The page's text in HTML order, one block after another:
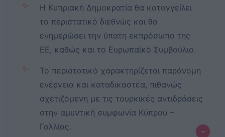
✨
Η Κυπριακή Δημοκρατία θα καταγγείλει
το περιστατικό διεθνώς και θα
ενημερώσει την ύπατη εκπρόσωπο της
ΕΕ, καθώς και το Ευρωπαϊκό Συμβούλιο.
✨
Το περιστατικό χαρακτηρίζεται παράνομη
ενέργεια και καταδικαστέα, πιθανώς
σχετιζόμενη με τις τουρκικές αντιδράσεις
στην αμυντική συμφωνία Κύπρου –
Γαλλίας.
–